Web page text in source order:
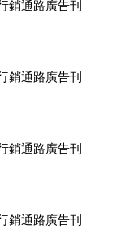
銷通路廣告刊
惠中....
銷通路廣告刊
惠中....
銷通路廣告刊
惠中....
銷通路廣告刊